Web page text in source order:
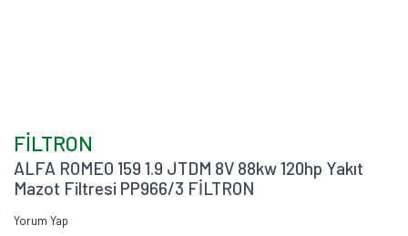
FİLTRON
ALFA ROMEO 159 1.9 JTDM 8V 88kw 120hp Yakıt
Mazot Filtresi PP966/3 FİLTRON
Yorum Yap